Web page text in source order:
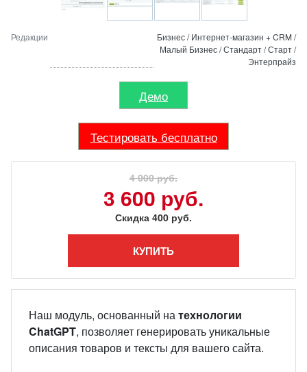
Редакции
Бизнес / Интернет-магазин + CRM /
Малый Бизнес / Стандарт / Старт /
Энтерпрайз
Демо
Тестировать бесплатно
4 000 руб.
3 600 руб.
Скидка 400 руб.
КУПИТЬ
Наш модуль, основанный натехнологии
ChatGPT, позволяет генерировать уникальные
описания товаров и тексты для вашего сайта.